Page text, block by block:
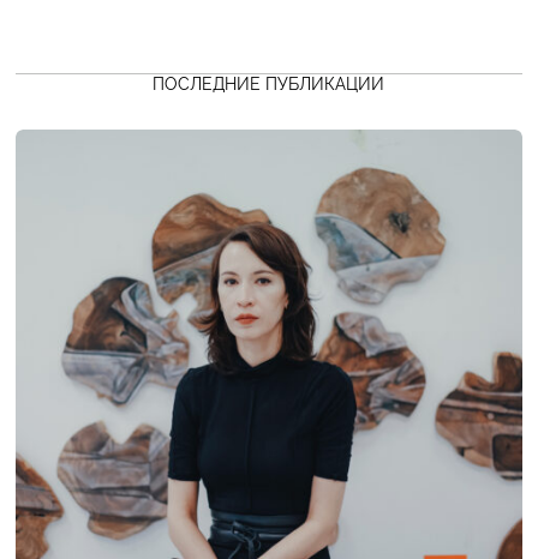
ПОСЛЕДНИЕ ПУБЛИКАЦИИ